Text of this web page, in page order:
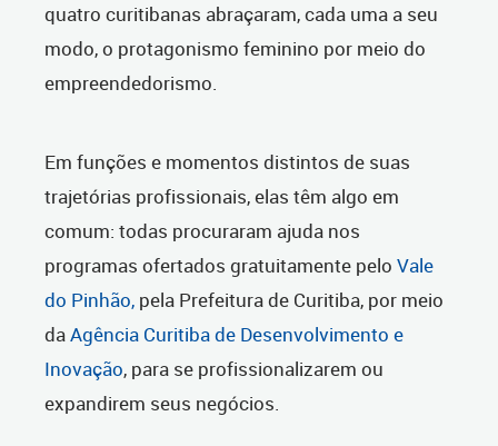
quatro curitibanas abraçaram, cada uma a seu
modo, o protagonismo feminino por meio do
empreendedorismo.
Em funções e momentos distintos de suas
trajetórias profissionais, elas têm algo em
comum: todas procuraram ajuda nos
programas ofertados gratuitamente pelo Vale
do Pinhão, pela Prefeitura de Curitiba, por meio
daAgência Curitiba de Desenvolvimento e
Inovação, para se profissionalizarem ou
expandirem seus negócios.